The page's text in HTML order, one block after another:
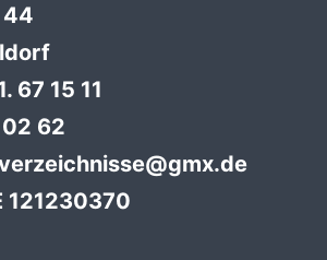
44
67 15 11
02 62
121230370